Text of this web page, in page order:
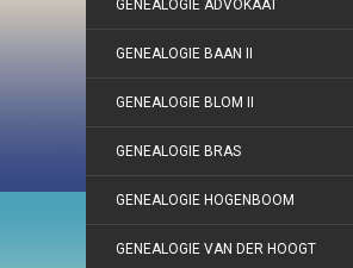
GENEALOGIE ADVOKAAT
GENEALOGIE BAAN II
GENEALOGIE BLOM II
GENEALOGIE BRAS
GENEALOGIE HOGENBOOM
GENEALOGIE VAN DER HOOGT